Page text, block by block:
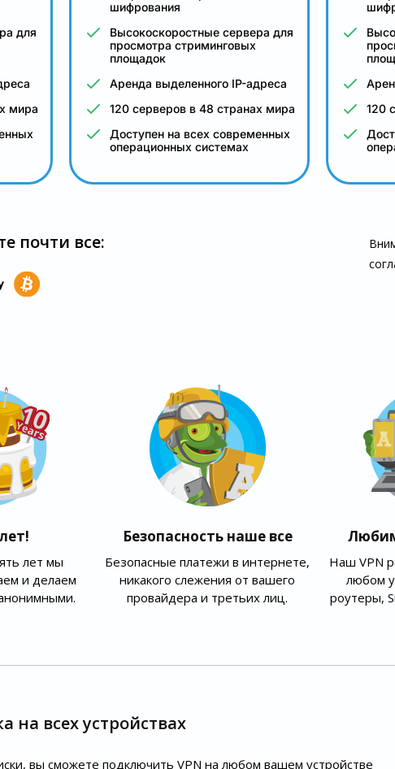
шифрования
Высокоскоростные сервера для
просмотра стриминговых
площадок
Аренда выделенного IP-адреса
120 серверов в 48 странах мира
Доступен на всех современных
операционных системах
для
мира
120
почти все:
лет мы
и делаем
Безопасность наше все
Безопасные платежи в интернете,
никакого слежения от вашего
провайдера и третьих лиц.
Наш VPN
любом
роутеры,
на всех устройствах
вы сможете подключить VPN на любом вашем устройстве